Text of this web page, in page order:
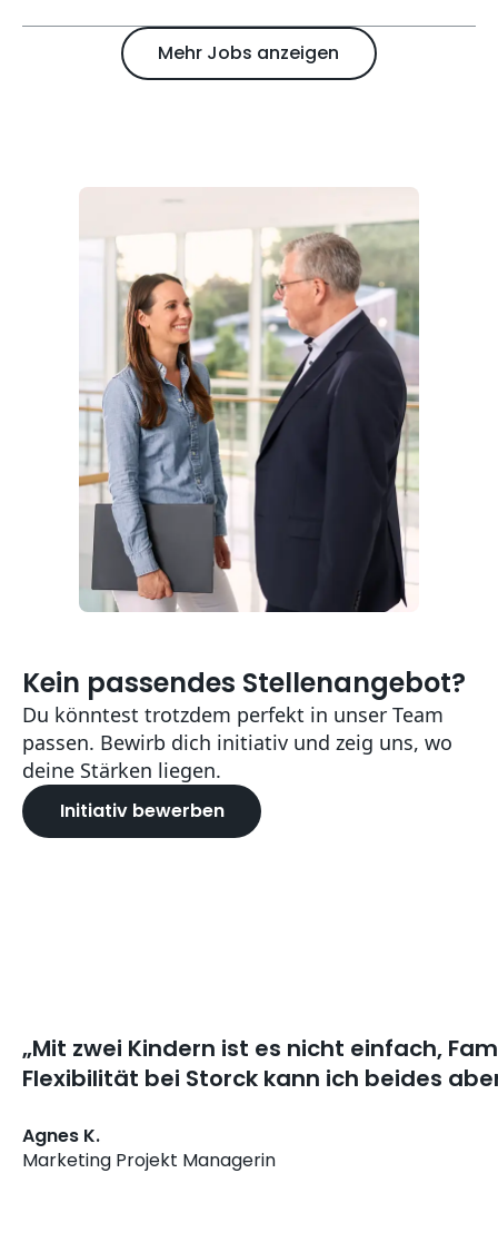
Mehr Jobs anzeigen
Kein passendes Stellenangebot?
Du könntest trotzdem perfekt in unser Team
passen. Bewirb dich initiativ und zeig uns, wo
deine Stärken liegen.
Initiativ bewerben
„Mit zwei Kindern ist es nicht einfach,
Flexibilität bei Storck kann ich beides
Agnes K.
Marketing Projekt Managerin